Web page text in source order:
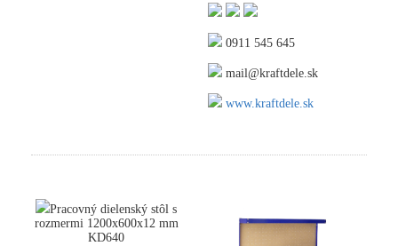
0911 545 645
mail@kraftdele.sk
www.kraftdele.sk
Pracovný dielenský stôl s
rozmermi 1200x600x12 mm
KD640